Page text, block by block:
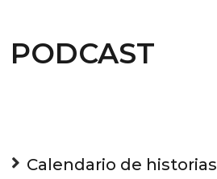
PODCAST
Calendario de historias